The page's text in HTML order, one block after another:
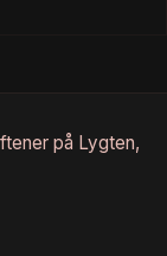
på Lygten,